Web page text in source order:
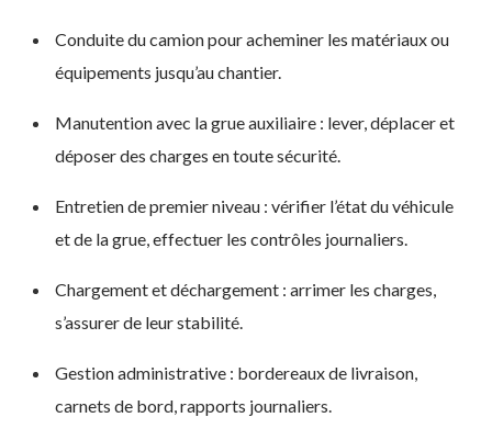
Conduite du camion pour acheminer les matériaux ou
équipements jusqu’au chantier.
Manutention avec la grue auxiliaire : lever, déplacer et
déposer des charges en toute sécurité.
Entretien de premier niveau : vérifier l’état du véhicule
et de la grue, effectuer les contrôles journaliers.
Chargement et déchargement : arrimer les charges,
s’assurer de leur stabilité.
Gestion administrative : bordereaux de livraison,
carnets de bord, rapports journaliers.